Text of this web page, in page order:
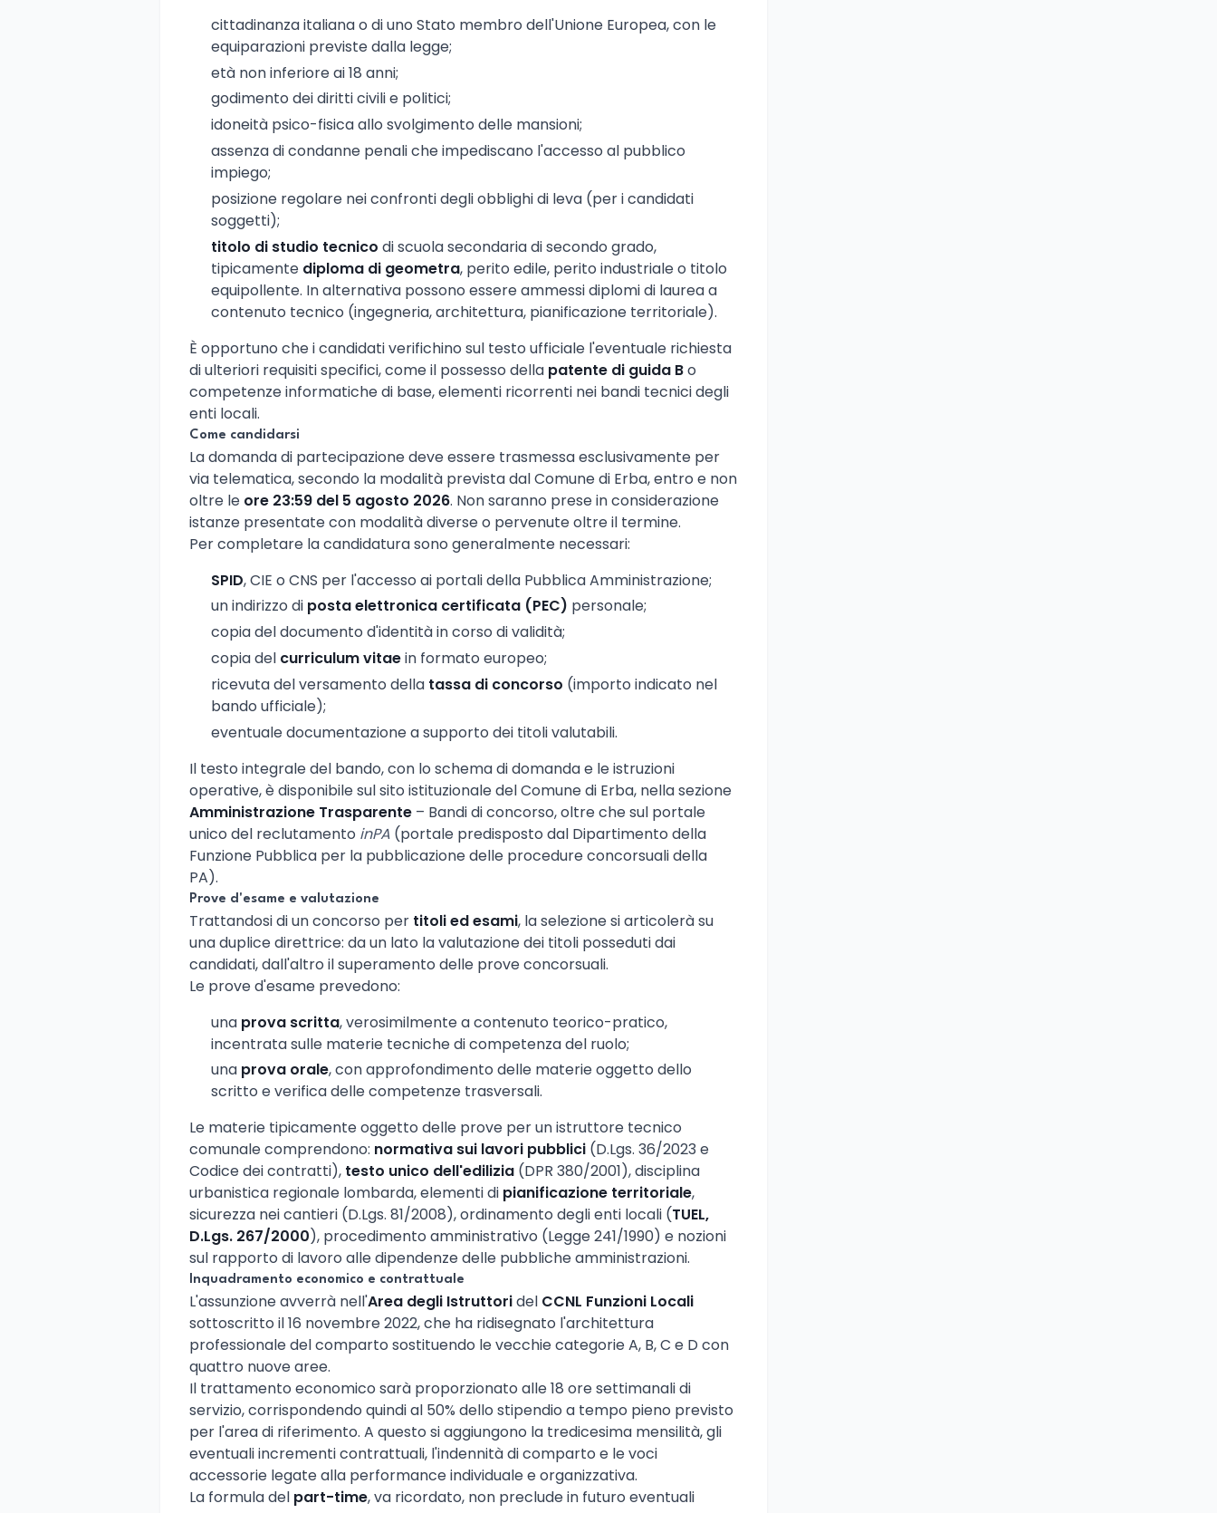
cittadinanza italiana o di uno Stato membro dell'Unione Europea, con le
equiparazioni previste dalla legge;
età non inferiore ai 18 anni;
godimento dei diritti civili e politici;
idoneità psico-fisica allo svolgimento delle mansioni;
assenza di condanne penali che impediscano l'accesso al pubblico
impiego;
posizione regolare nei confronti degli obblighi di leva (per i candidati
soggetti);
titolo di studio tecnico di scuola secondaria di secondo grado,
tipicamente diploma di geometra, perito edile, perito industriale o titolo
equipollente. In alternativa possono essere ammessi diplomi di laurea a
contenuto tecnico (ingegneria, architettura, pianificazione territoriale).
È opportuno che i candidati verifichino sul testo ufficiale l'eventuale richiesta
di ulteriori requisiti specifici, come il possesso della patente di guida Bo
competenze informatiche di base, elementi ricorrenti nei bandi tecnici degli
enti locali.
Come candidarsi
La domanda di partecipazione deve essere trasmessa esclusivamente per
via telematica, secondo la modalità prevista dal Comune di Erba, entro e non
oltre le ore 23:59 del 5 agosto 2026. Non saranno prese in considerazione
istanze presentate con modalità diverse o pervenute oltre il termine.
Per completare la candidatura sono generalmente necessari:
SPID, CIE o CNS per l'accesso ai portali della Pubblica Amministrazione;
un indirizzo di posta elettronica certificata (PEC) personale;
copia del documento d'identità in corso di validità;
copia del curriculum vitaein formato europeo;
ricevuta del versamento della tassa di concorso (importo indicato nel
bando ufficiale);
eventuale documentazione a supporto dei titoli valutabili.
Il testo integrale del bando, con lo schema di domanda e le istruzioni
operative, è disponibile sul sito istituzionale del Comune di Erba, nella sezione
Amministrazione Trasparente – Bandi di concorso, oltre che sul portale
unico del reclutamento inPA (portale predisposto dal Dipartimento della
Funzione Pubblica per la pubblicazione delle procedure concorsuali della
PA).
Prove d'esame e valutazione
Trattandosi di un concorso per titoli ed esami, la selezione si articolerà su
una duplice direttrice: da un lato la valutazione dei titoli posseduti dai
candidati, dall'altro il superamento delle prove concorsuali.
Le prove d'esame prevedono:
una prova scritta, verosimilmente a contenuto teorico-pratico,
incentrata sulle materie tecniche di competenza del ruolo;
una prova orale, con approfondimento delle materie oggetto dello
scritto e verifica delle competenze trasversali.
Le materie tipicamente oggetto delle prove per un istruttore tecnico
comunale comprendono: normativa sui lavori pubblici (D.Lgs. 36/2023 e
Codice dei contratti), testo unico dell'edilizia (DPR 380/2001), disciplina
urbanistica regionale lombarda, elementi di pianificazione territoriale,
sicurezza nei cantieri (D.Lgs. 81/2008), ordinamento degli enti locali (TUEL,
D.Lgs. 267/2000), procedimento amministrativo (Legge 241/1990) e nozioni
sul rapporto di lavoro alle dipendenze delle pubbliche amministrazioni.
Inquadramento economico e contrattuale
L'assunzione avverrà nell'Area degli Istruttoridel CCNL Funzioni Locali
sottoscritto il 16 novembre 2022, che ha ridisegnato l'architettura
professionale del comparto sostituendo le vecchie categorie A, B, C e D con
quattro nuove aree.
Il trattamento economico sarà proporzionato alle 18 ore settimanali di
servizio, corrispondendo quindi al 50% dello stipendio a tempo pieno previsto
per l'area di riferimento. A questo si aggiungono la tredicesima mensilità, gli
eventuali incrementi contrattuali, l'indennità di comparto e le voci
accessorie legate alla performance individuale e organizzativa.
La formula del part-time, va ricordato, non preclude in futuro eventuali